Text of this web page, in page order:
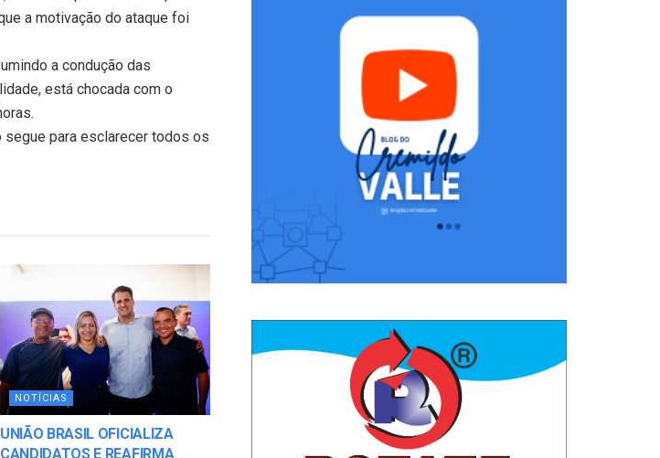
a motivação do ataque foi
a condução das
está chocada com o
segue para esclarecer todos os
NOTÍCIAS
UNIÃO BRASIL OFICIALIZA
CANDIDATOS E REAFIRMA